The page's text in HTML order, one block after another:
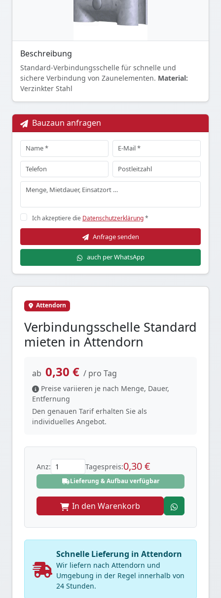
Beschreibung
Standard-Verbindungsschelle für schnelle und
sichere Verbindung von Zaunelementen. Material:
Verzinkter Stahl
Bauzaun anfragen
Ich akzeptiere die Datenschutzerklärung*
Anfrage senden
auch per WhatsApp
Attendorn
Verbindungsschelle Standard
mieten in Attendorn
ab 0,30 € / pro Tag
Preise variieren je nach Menge, Dauer,
Entfernung
Den genauen Tarif erhalten Sie als
individuelles Angebot.
Anz: Tagespreis:0,30 €
Lieferung & Aufbau verfügbar
In den Warenkorb
Schnelle Lieferung in Attendorn
Wir liefern nach Attendorn und
Umgebung in der Regel innerhalb von
24 Stunden.